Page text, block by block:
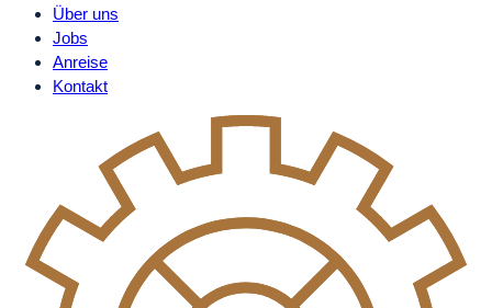
Über uns
Jobs
Anreise
Kontakt